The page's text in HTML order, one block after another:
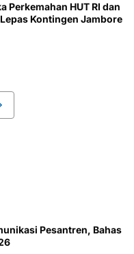
Perkemahan HUT RI dan
Kontingen Jambore
Pesantren, Bahas